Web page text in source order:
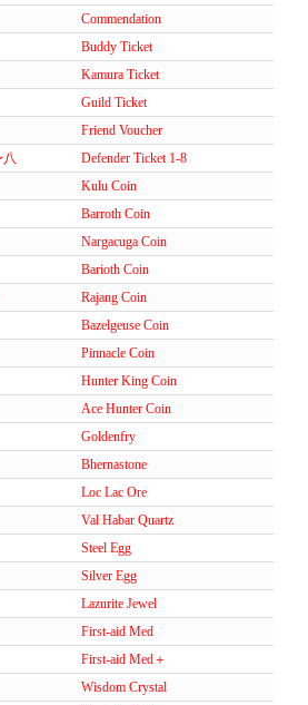
Commendation
Buddy Ticket
Kamura Ticket
Guild Ticket
Friend Voucher
八
Defender Ticket 1-8
Kulu Coin
Barroth Coin
Nargacuga Coin
Barioth Coin
Rajang Coin
Bazelgeuse Coin
Pinnacle Coin
Hunter King Coin
Ace Hunter Coin
Goldenfry
Bhernastone
Loc Lac Ore
Val Habar Quartz
Steel Egg
Silver Egg
Lazurite Jewel
First-aid Med
First-aid Med＋
Wisdom Crystal